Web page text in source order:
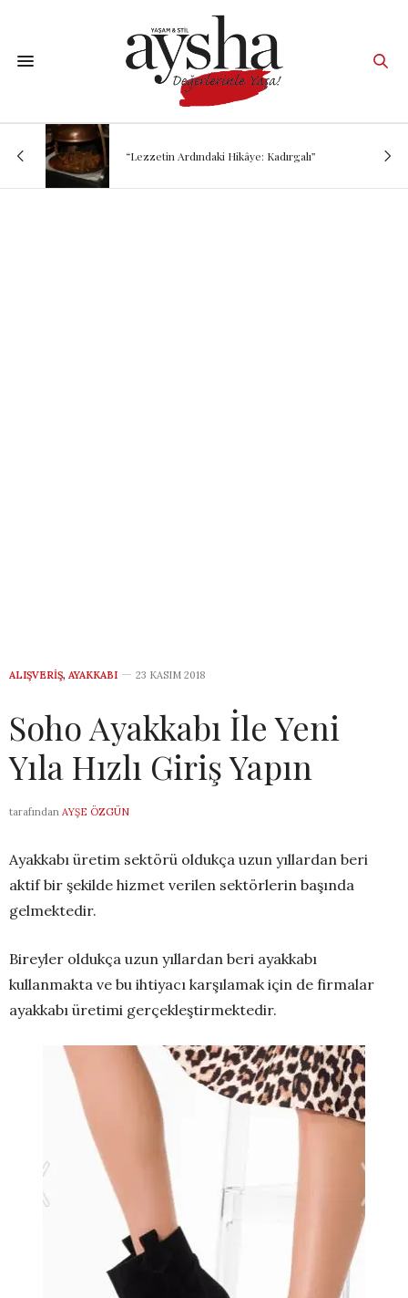
“Lezzetin Ardındaki Hikâye: Kadırgalı”
ALIŞVERIŞ, AYAKKABI 23 KASIM 2018
Soho Ayakkabı İle Yeni
Yıla Hızlı Giriş Yapın
tarafından AYŞE ÖZGÜN
Ayakkabı üretim sektörü oldukça uzun yıllardan beri
aktif bir şekilde hizmet verilen sektörlerin başında
gelmektedir.
Bireyler oldukça uzun yıllardan beri ayakkabı
kullanmakta ve bu ihtiyacı karşılamak için de firmalar
ayakkabı üretimi gerçekleştirmektedir.